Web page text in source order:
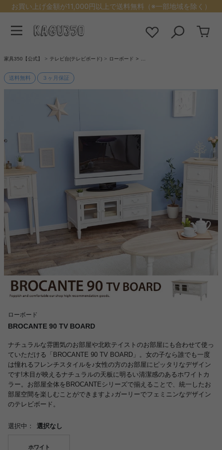
お買い上げ金額が11,000円以上で送料無料（※一部地域を除く）
家具350【公式】 テレビ台(テレビボード) ローボード
送料無料 ３ヶ月保証
ローボード
BROCANTE 90 TV BOARD
ナチュラルな雰囲気のお部屋や北欧テイストのお部屋にも合わせて使っ
ていただける「BROCANTE 90 TV BOARD」。女の子なら誰でも一度
は憧れるフレンチスタイルを♪女性の方のお部屋にピッタリなデザイン
です!木目が映えるナチュラルの天板に明るい清潔感のあるホワイトカ
ラー。お部屋全体をBROCANTEシリーズで揃えることで、統一したお
部屋空間を楽しむことができますよ♪ガーリーでフェミニンなデザイン
のテレビボード。
選択中： 選択なし
ホワイト